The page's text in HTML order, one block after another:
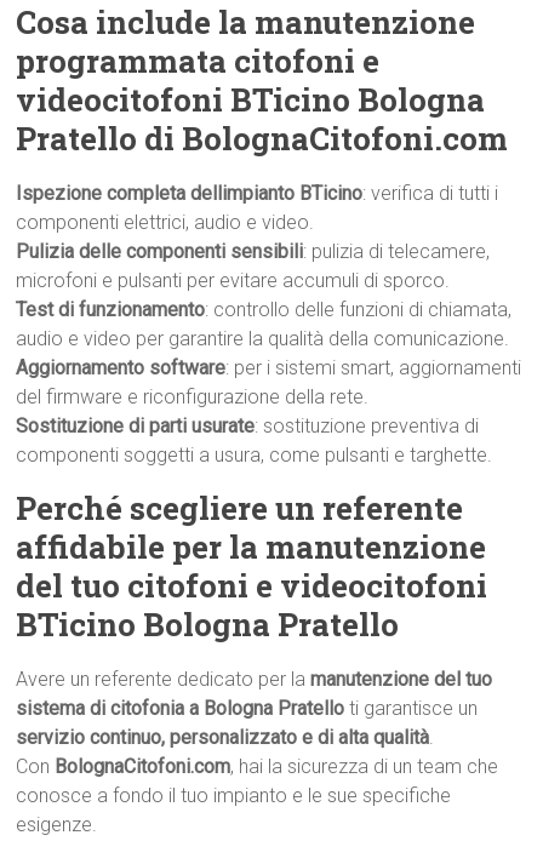
Cosa include la manutenzione
programmata citofoni e
videocitofoni BTicino Bologna
Pratello di BolognaCitofoni.com
Ispezione completa dellimpianto BTicino: verifica di tutti i
componenti elettrici, audio e video.
Pulizia delle componenti sensibili: pulizia di telecamere,
microfoni e pulsanti per evitare accumuli di sporco.
Test di funzionamento: controllo delle funzioni di chiamata,
audio e video per garantire la qualità della comunicazione.
Aggiornamento software: per i sistemi smart, aggiornamenti
del firmware e riconfigurazione della rete.
Sostituzione di parti usurate: sostituzione preventiva di
componenti soggetti a usura, come pulsanti e targhette.
Perché scegliere un referente
affidabile per la manutenzione
del tuo citofoni e videocitofoni
BTicino Bologna Pratello
Avere un referente dedicato per lamanutenzione del tuo
sistema di citofonia a Bologna Pratello ti garantisce un
servizio continuo, personalizzato e di alta qualità.
Con BolognaCitofoni.com, hai la sicurezza di un team che
conosce a fondo il tuo impianto e le sue specifiche
esigenze.